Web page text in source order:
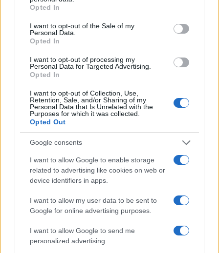
grant or deny consent to Google and its third-party tags to
use your data for below specified purposes in below Google
consent section.
Opted In
I want to opt-out of the Sale of my
Personal Data.
Opted In
I want to opt-out of processing my
Personal Data for Targeted Advertising.
Opted In
I want to opt-out of Collection, Use,
Retention, Sale, and/or Sharing of my
Personal Data that Is Unrelated with the
Purposes for which it was collected.
Opted Out
Google consents
I want to allow Google to enable storage
related to advertising like cookies on web or
device identifiers in apps.
I want to allow my user data to be sent to
Google for online advertising purposes.
I want to allow Google to send me
personalized advertising.
In questo articolo, si esplorerà come selezionare
mobili adatti che combinano creatività
sicurezza, con alcune proposte dalla collezione
le fasi della loro crescita.6
AUTORE
AiAdhubMedia